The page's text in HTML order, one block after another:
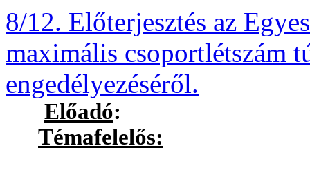
8/12. Előterjesztés az
maximális csoportlétszám
engedélyezéséről.
Előadó:
Témafelelős: